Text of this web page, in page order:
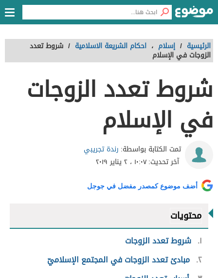
الرئيسية / إسلام ، احكام الشريعة الاسلامية / شروط تعدد
الزوجات في الإسلام
شروط تعدد الزوجات
في الإسلام
تمت الكتابة بواسطة: رندة تجريبي
آخر تحديث:١٠:٠٧ ، ٢ يناير ٢٠١٩
أضف موضوع كمصدر مفضل في جوجل
محتويات
١ شروط تعدد الزوجات
٢ مبادئ تعدد الزوجات في المجتمع الإسلاميّ